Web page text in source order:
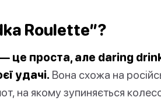
Roulette”?
це проста, але daring
удачі. Вона схожа на
на якому зупиняється